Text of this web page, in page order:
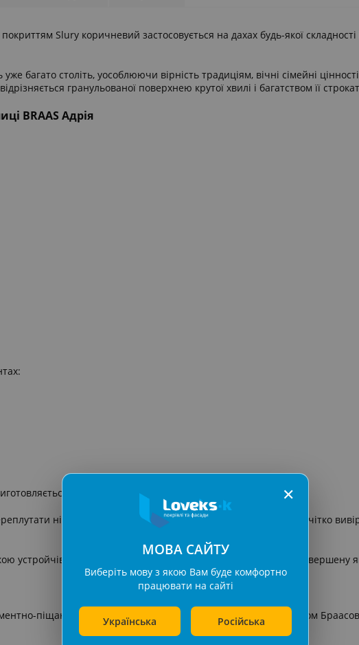
Slury коричневий застосовується на дахах будь-якої складності
багато століть, уособлюючи вірність традиціям, вічні сімейні
гранульованої поверхнею крутої хвилі і багатством її
BRAAS Адрія
в покритті Slury.
ні з яким іншим. Воно має гранулювання структуру, і чітко
устройчівостью до вигоряння, що говорить про його неперевершену
піщаної черепиці Braas заснований В1953 році Рудольфом
✕
МОВА САЙТУ
Виберіть мову з якою Вам буде комфортно
працювати на сайті
Українська Російська